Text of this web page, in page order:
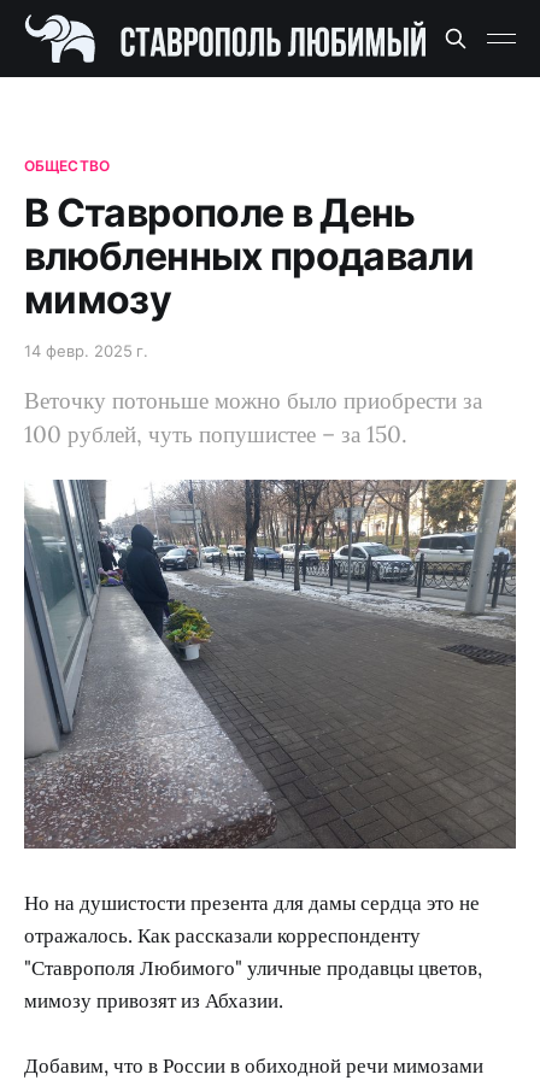
ОБЩЕСТВО
В Ставрополе в День
влюбленных продавали
мимозу
14 февр. 2025 г.
Веточку потоньше можно было приобрести за
100 рублей, чуть попушистее – за 150.
Но на душистости презента для дамы сердца это не
отражалось. Как рассказали корреспонденту
"Ставрополя Любимого" уличные продавцы цветов,
мимозу привозят из Абхазии.
Добавим, что в России в обиходной речи мимозами